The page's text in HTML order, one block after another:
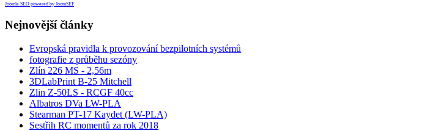
Joomla SEO powered by JoomSEF
Nejnovější články
Evropská pravidla k provozování bezpilotních systémů
fotografie z průběhu sezóny
Zlín 226 MS - 2,56m
3DLabPrint B-25 Mitchell
Zlin Z-50LS - RCGF 40cc
Albatros DVa LW-PLA
Stearman PT-17 Kaydet (LW-PLA)
Sestřih RC momentů za rok 2018